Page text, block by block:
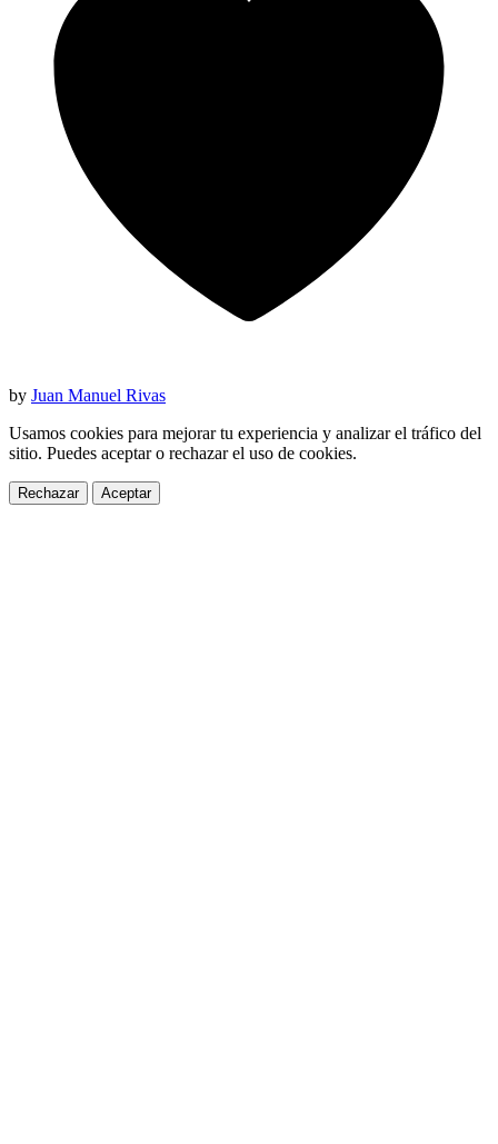
by Juan Manuel Rivas
Usamos cookies para mejorar tu experiencia y analizar el tráfico del
sitio. Puedes aceptar o rechazar el uso de cookies.
Rechazar Aceptar